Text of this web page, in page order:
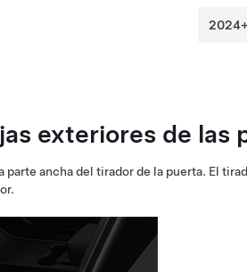
exteriores de las
ancha del tirador de la puerta. El